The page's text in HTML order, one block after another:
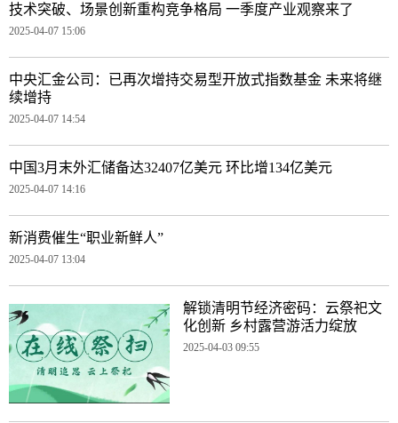
技术突破、场景创新重构竞争格局 一季度产业观察来了
2025-04-07 15:06
中央汇金公司：已再次增持交易型开放式指数基金 未来将继
续增持
2025-04-07 14:54
中国3月末外汇储备达32407亿美元 环比增134亿美元
2025-04-07 14:16
新消费催生“职业新鲜人”
2025-04-07 13:04
解锁清明节经济密码：云祭祀文
化创新 乡村露营游活力绽放
2025-04-03 09:55